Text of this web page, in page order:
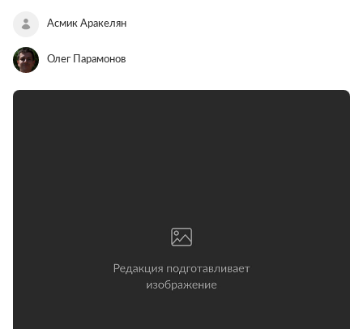
Асмик Аракелян
Олег Парамонов